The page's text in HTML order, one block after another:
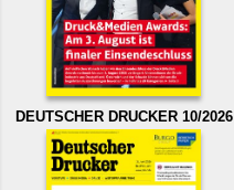
DEUTSCHER DRUCKER 10/2026